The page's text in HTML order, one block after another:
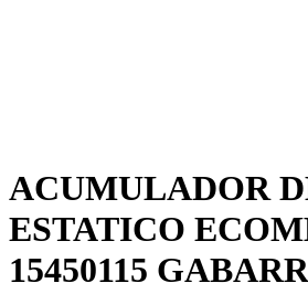
ACUMULADOR
ESTATICO
15450115